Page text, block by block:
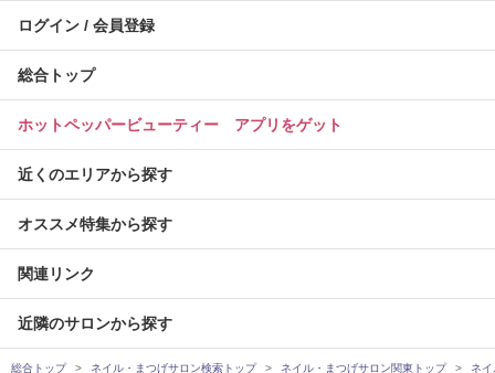
ログイン / 会員登録
総合トップ
ホットペッパービューティー アプリをゲット
近くのエリアから探す
オススメ特集から探す
関連リンク
近隣のサロンから探す
総合トップ ネイル・まつげサロン検索トップ ネイル・まつげサロン関東トップ ネ